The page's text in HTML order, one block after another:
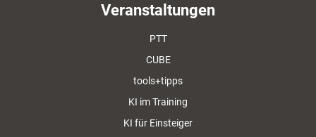
Veranstaltungen
PTT
CUBE
tools+tipps
KI im Training
KI für Einsteiger